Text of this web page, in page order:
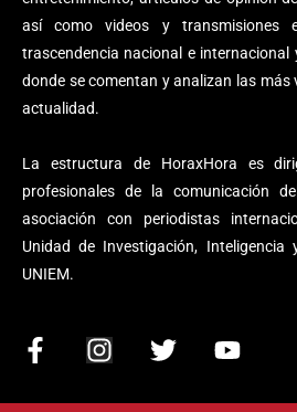
así como videos y transmisiones
trascendencia nacional e internacional
donde se comentan y analizan las más
actualidad.
La estructura de HoraxHora es
profesionales de la comunicación
asociación con periodistas
Unidad de Investigación, Inteligencia
UNIEM.
F
c
I
s
T
i
Y
u